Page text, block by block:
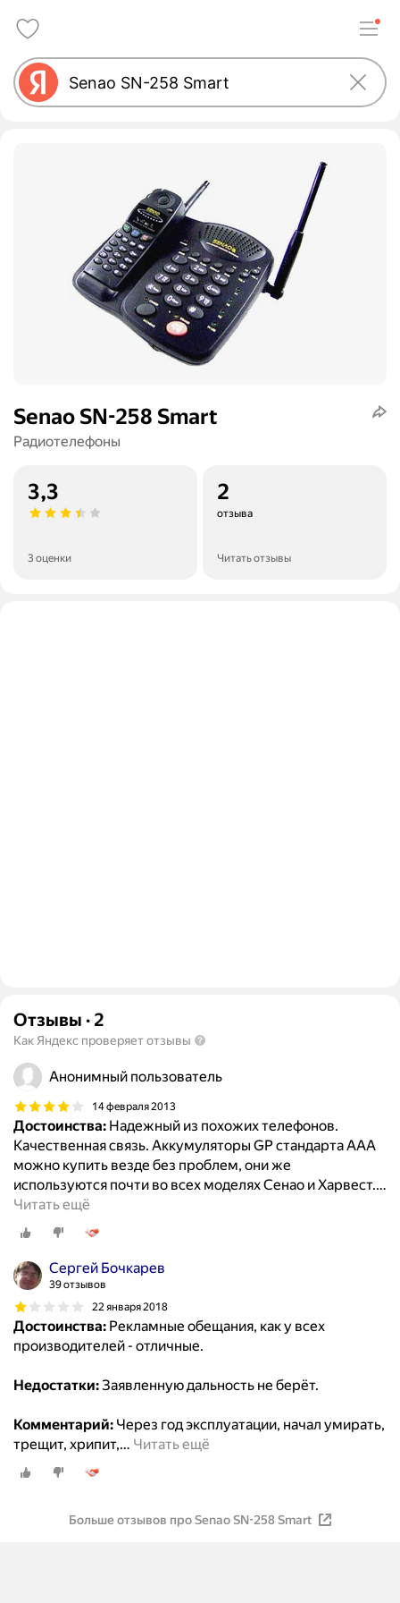
Senao SN-258 Smart
Радиотелефоны
3,3
3 оценки
2
отзыва
Читать отзывы
Отзывы · 2
Как Яндекс проверяет отзывы
Анонимный пользователь
14 февраля 2013
Достоинства: Надежный из похожих телефонов.
Качественная связь. Аккумуляторы GP стандарта ААA
можно купить везде без проблем, они же
используются почти во всех моделях Сенао и Харвест.…
Читать ещё
Сергей Бочкарев
39 отзывов
22 января 2018
Достоинства: Рекламные обещания, как у всех
производителей - отличные.
Недостатки:Заявленную дальность не берёт.
Комментарий: Через год эксплуатации, начал умирать,
трещит, хрипит,… Читать ещё
Больше отзывов про Senao SN-258 Smart